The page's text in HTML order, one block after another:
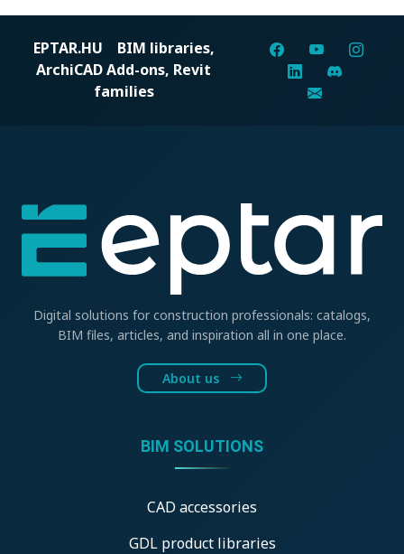
EPTAR.HU BIM libraries,
ArchiCAD Add-ons, Revit
families
Digital solutions for construction professionals: catalogs,
BIM files, articles, and inspiration all in one place.
About us
BIM SOLUTIONS
CAD accessories
GDL product libraries